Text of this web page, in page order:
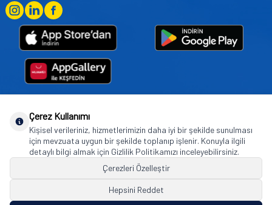
Goodyear (and Winged Foot Design) are trademarks of or licensed to The Goodyear
Tire & Rubber Company used under license by Basbug Group Company,
Istanbul/Türkiye. © 2026 The Goodyear Tire & Rubber Company.
Çerez Kullanımı
Kişisel verileriniz, hizmetlerimizin daha iyi bir şekilde sunulması
için mevzuata uygun bir şekilde toplanıp işlenir. Konuyla ilgili
detaylı bilgi almak için Gizlilik Politikamızı inceleyebilirsiniz.
Çerezleri Özelleştir
Hepsini Reddet